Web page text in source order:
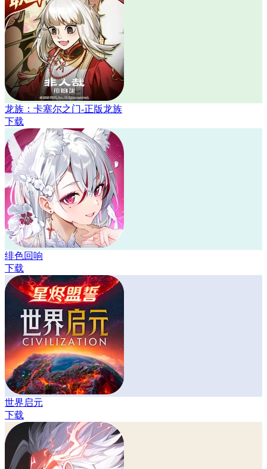
龙族：卡塞尔之门-正版龙族
下载
绯色回响
下载
世界启元
下载